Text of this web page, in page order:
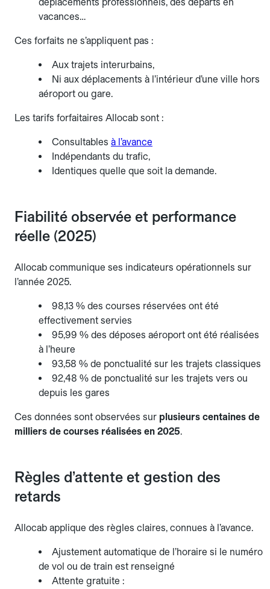
vacances…
Ces forfaits ne s’appliquent pas :
Aux trajets interurbains,
Ni aux déplacements à l’intérieur d’une ville hors
aéroport ou gare.
Les tarifs forfaitaires Allocab sont :
Consultables à l’avance
Indépendants du trafic,
Identiques quelle que soit la demande.
Fiabilité observée et performance
réelle (2025)
Allocab communique ses indicateurs opérationnels sur
l’année 2025.
98,13 % des courses réservées ont été
effectivement servies
95,99 % des déposes aéroport ont été réalisées
à l’heure
93,58 % de ponctualité sur les trajets classiques
92,48 % de ponctualité sur les trajets vers ou
depuis les gares
Ces données sont observées sur plusieurs centaines de
milliers de courses réalisées en 2025.
Règles d’attente et gestion des
retards
Allocab applique des règles claires, connues à l’avance.
Ajustement automatique de l’horaire si le numéro
de vol ou de train est renseigné
Attente gratuite :